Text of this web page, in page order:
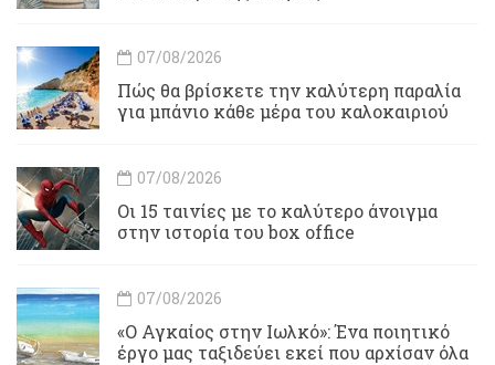
07/08/2026
Πώς θα βρίσκετε την καλύτερη παραλία
για μπάνιο κάθε μέρα του καλοκαιριού
07/08/2026
Οι 15 ταινίες με το καλύτερο άνοιγμα
στην ιστορία του box office
07/08/2026
«Ο Αγκαίος στην Ιωλκό»: Ένα ποιητικό
έργο μας ταξιδεύει εκεί που αρχίσαν όλα